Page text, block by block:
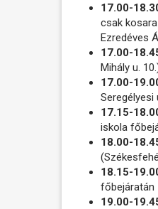
17.00-
csak
Ezredéves
17.00-
Mihály u.
17.00-
Seregélyesi
17.15-
iskola
18.00-
18.15-
főbejáratán
19.00-